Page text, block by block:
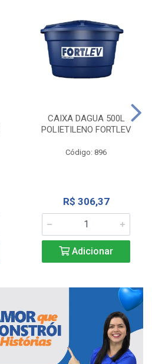
CAIXA DAGUA 500L
POLIETILENO FORTLEV
Código: 896
R$ 306,37
Adicionar